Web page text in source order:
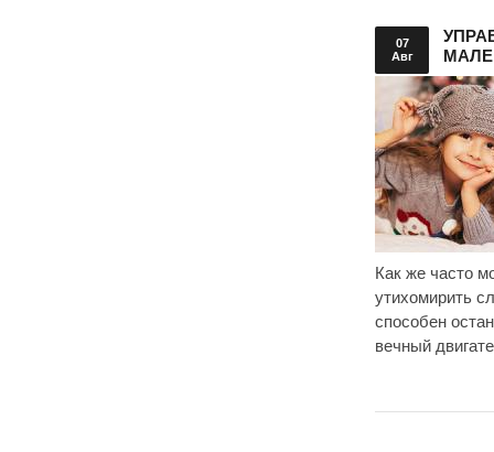
07
Авг
Как же часто
утихомирить
способен
вечный